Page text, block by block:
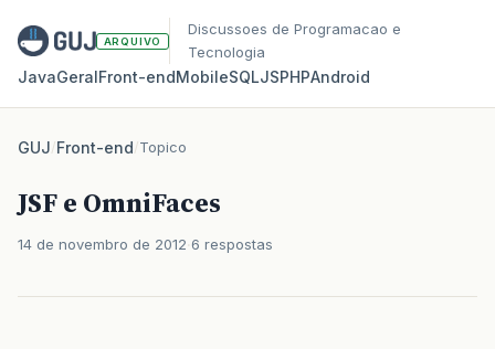
ARQUIVO
Discussoes de Programacao e
Tecnologia
JavaGeralFront‑endMobileSQLJSPHPAndroid
GUJ/Front-end/Topico
JSF e OmniFaces
14 de novembro de 2012 6 respostas